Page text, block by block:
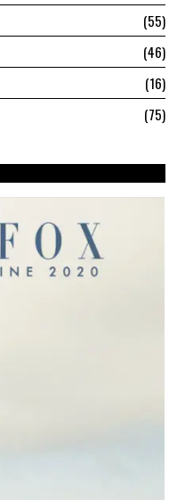
55
46
16
75